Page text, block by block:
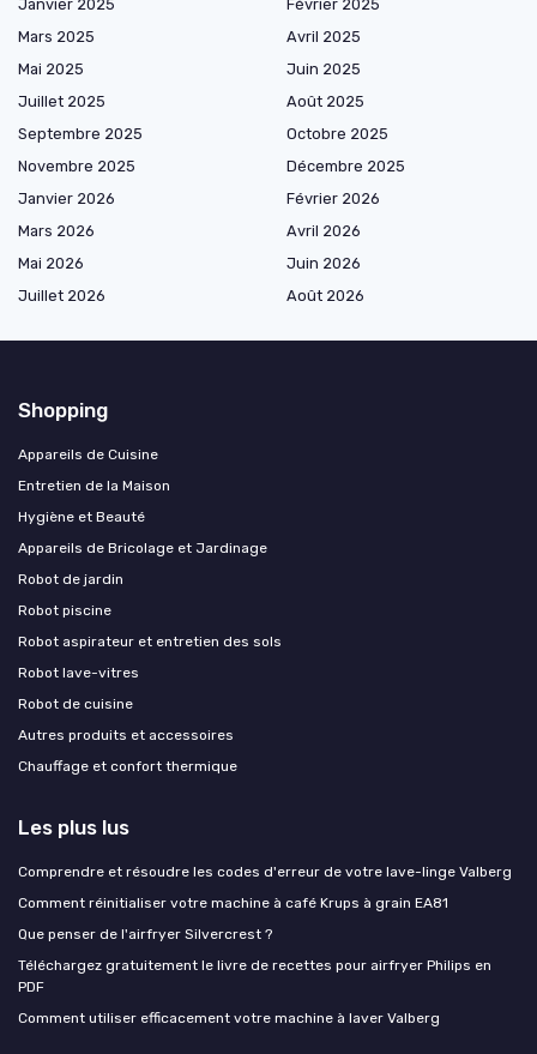
Janvier 2025
Février 2025
Mars 2025
Avril 2025
Mai 2025
Juin 2025
Juillet 2025
Août 2025
Septembre 2025
Octobre 2025
Novembre 2025
Décembre 2025
Janvier 2026
Février 2026
Mars 2026
Avril 2026
Mai 2026
Juin 2026
Juillet 2026
Août 2026
Shopping
Appareils de Cuisine
Entretien de la Maison
Hygiène et Beauté
Appareils de Bricolage et Jardinage
Robot de jardin
Robot piscine
Robot aspirateur et entretien des sols
Robot lave-vitres
Robot de cuisine
Autres produits et accessoires
Chauffage et confort thermique
Les plus lus
Comprendre et résoudre les codes d'erreur de votre lave-linge Valberg
Comment réinitialiser votre machine à café Krups à grain EA81
Que penser de l'airfryer Silvercrest ?
Téléchargez gratuitement le livre de recettes pour airfryer Philips en
PDF
Comment utiliser efficacement votre machine à laver Valberg